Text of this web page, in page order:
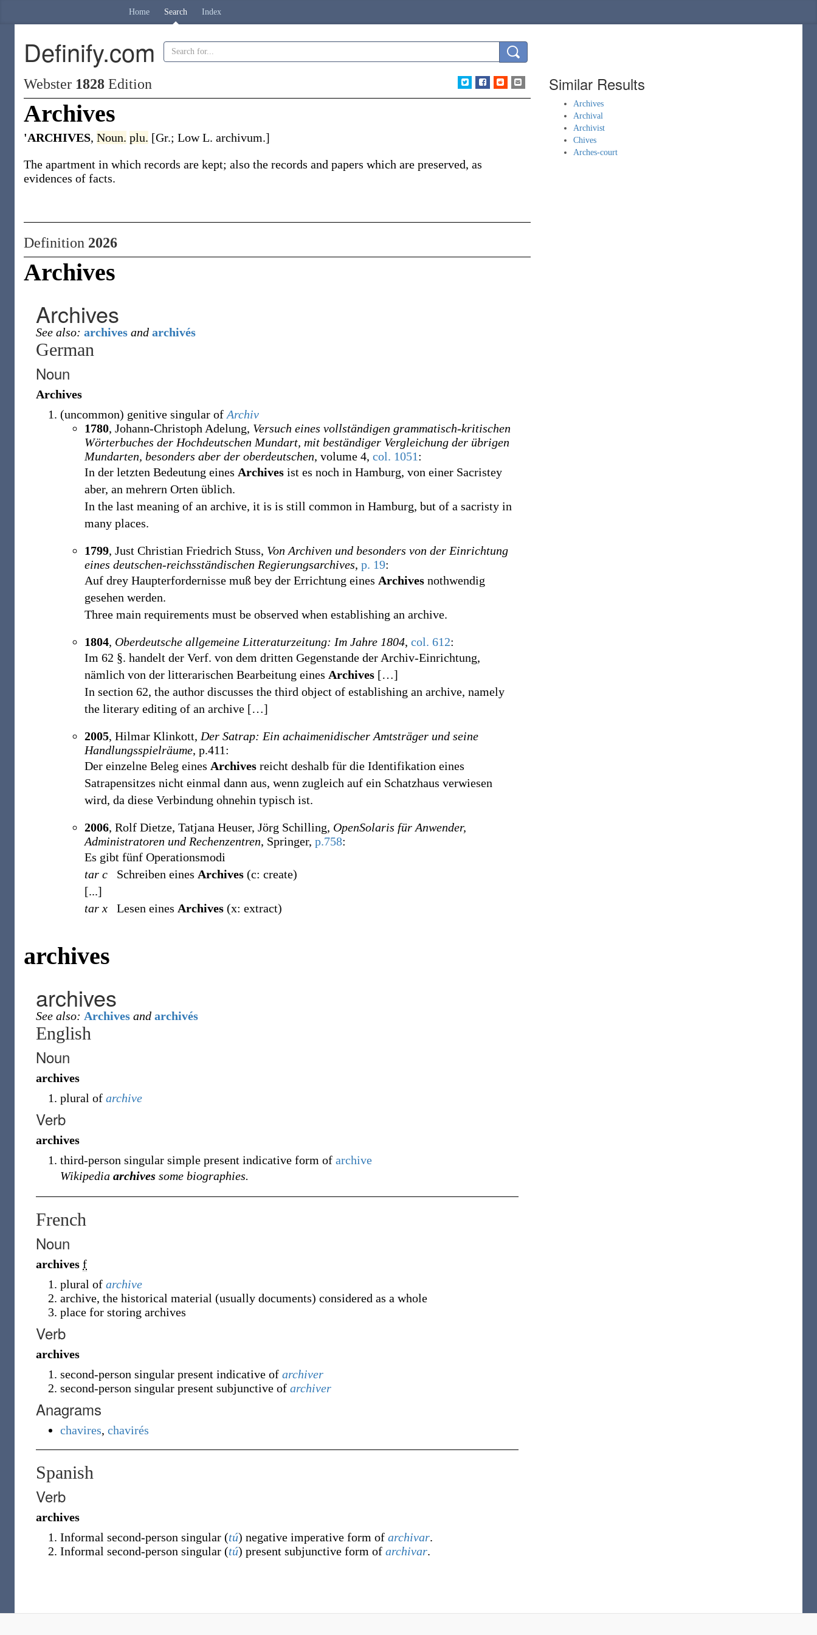
Home Search Index
Definify.com
Webster 1828 Edition
Archives
'ARCHIVES, Noun. plu. [Gr.; Low L. archivum.]
The apartment in which records are kept; also the records and papers which are preserved, as
evidences of facts.
Definition 2026
Archives
Archives
See also: archives and archivés
German
Noun
Archives
(uncommon) genitive singular of Archiv
1780, Johann-Christoph Adelung, Versuch eines vollständigen grammatisch-kritischen
Wörterbuches der Hochdeutschen Mundart, mit beständiger Vergleichung der übrigen
Mundarten, besonders aber der oberdeutschen, volume 4, col. 1051:
In der letzten Bedeutung eines Archives ist es noch in Hamburg, von einer Sacristey
aber, an mehrern Orten üblich.
In the last meaning of an archive, it is is still common in Hamburg, but of a sacristy in
many places.
1799, Just Christian Friedrich Stuss, Von Archiven und besonders von der Einrichtung
eines deutschen-reichsständischen Regierungsarchives, p. 19:
Auf drey Haupterfordernisse muß bey der Errichtung eines Archives nothwendig
gesehen werden.
Three main requirements must be observed when establishing an archive.
1804, Oberdeutsche allgemeine Litteraturzeitung: Im Jahre 1804, col. 612:
Im 62 §. handelt der Verf. von dem dritten Gegenstande der Archiv-Einrichtung,
nämlich von der litterarischen Bearbeitung eines Archives […]
In section 62, the author discusses the third object of establishing an archive, namely
the literary editing of an archive […]
2005, Hilmar Klinkott, Der Satrap: Ein achaimenidischer Amtsträger und seine
Handlungsspielräume, p.411:
Der einzelne Beleg eines Archives reicht deshalb für die Identifikation eines
Satrapensitzes nicht einmal dann aus, wenn zugleich auf ein Schatzhaus verwiesen
wird, da diese Verbindung ohnehin typisch ist.
2006, Rolf Dietze, Tatjana Heuser, Jörg Schilling, OpenSolaris für Anwender,
Administratoren und Rechenzentren, Springer, p.758:
Es gibt fünf Operationsmodi
tar c
Schreiben eines Archives (c: create)
[...]
tar x
Lesen eines Archives (x: extract)
archives
archives
See also: Archives and archivés
English
Noun
archives
plural of archive
Verb
archives
third-person singular simple present indicative form of archive
Wikipedia archives some biographies.
French
Noun
archives f
plural of archive
archive, the historical material (usually documents) considered as a whole
place for storing archives
Verb
archives
second-person singular present indicative of archiver
second-person singular present subjunctive of archiver
Anagrams
chavires, chavirés
Spanish
Verb
archives
Informal second-person singular (tú) negative imperative form of archivar.
Informal second-person singular (tú) present subjunctive form of archivar.
Similar Results
Archives
Archival
Archivist
Chives
Arches-court